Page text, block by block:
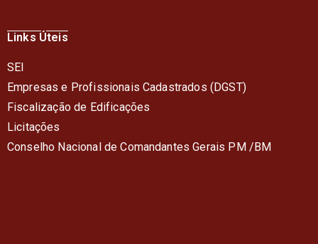
Links Úteis
SEI
Empresas e Profissionais Cadastrados (DGST)
Fiscalização de Edificações
Licitações
Conselho Nacional de Comandantes Gerais PM /BM